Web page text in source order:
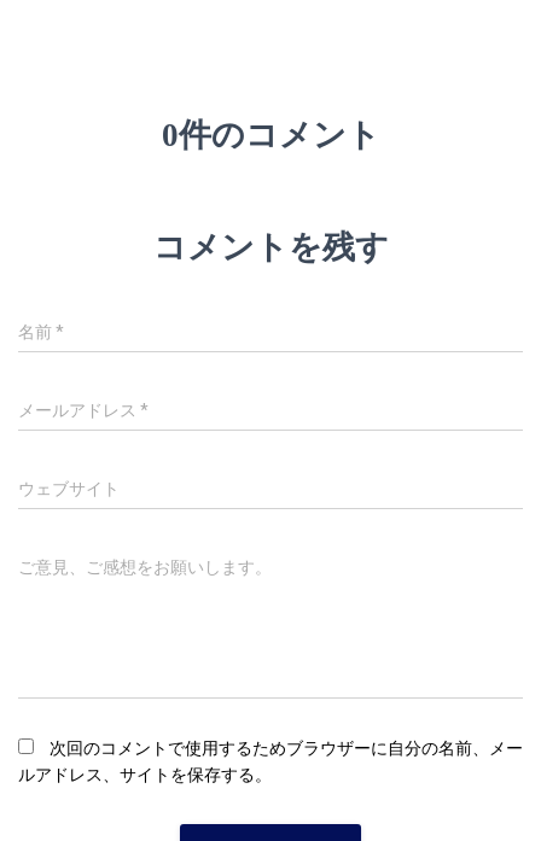
0件のコメント
コメントを残す
名前*
メールアドレス *
ウェブサイト
ご意見、ご感想をお願いします。
次回のコメントで使用するためブラウザーに自分の名前、メー
ルアドレス、サイトを保存する。